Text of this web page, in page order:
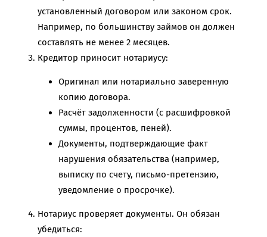
установленный договором или законом срок.
Например, по большинству займов он должен
составлять не менее 2 месяцев.
Кредитор приносит нотариусу:
Оригинал или нотариально заверенную
копию договора.
Расчёт задолженности (с расшифровкой
суммы, процентов, пеней).
Документы, подтверждающие факт
нарушения обязательства (например,
выписку по счету, письмо-претензию,
уведомление о просрочке).
Нотариус проверяет документы. Он обязан
убедиться: